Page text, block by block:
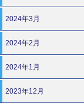
2024年3月
2024年2月
2024年1月
2023年12月